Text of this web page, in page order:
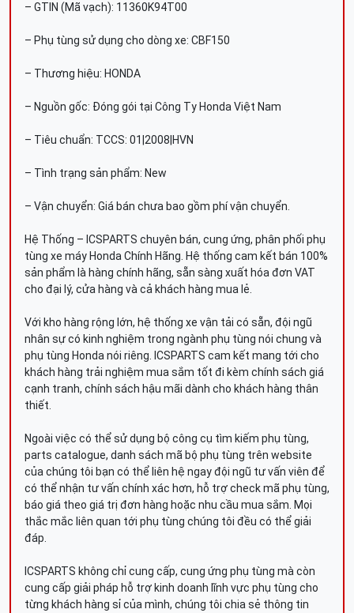
– GTIN (Mã vạch): 11360K94T00
– Phụ tùng sử dụng cho dòng xe: CBF150
– Thương hiệu: HONDA
– Nguồn gốc: Đóng gói tại Công Ty Honda Việt Nam
– Tiêu chuẩn: TCCS: 01|2008|HVN
– Tình trạng sản phẩm: New
– Vận chuyển: Giá bán chưa bao gồm phí vận chuyển.
Hệ Thống – ICSPARTS chuyên bán, cung ứng, phân phối phụ
tùng xe máy Honda Chính Hãng. Hệ thống cam kết bán 100%
sản phẩm là hàng chính hãng, sẵn sàng xuất hóa đơn VAT
cho đại lý, cửa hàng và cả khách hàng mua lẻ.
Với kho hàng rộng lớn, hệ thống xe vận tải có sẵn, đội ngũ
nhân sự có kinh nghiệm trong ngành phụ tùng nói chung và
phụ tùng Honda nói riêng. ICSPARTS cam kết mang tới cho
khách hàng trải nghiệm mua sắm tốt đi kèm chính sách giá
cạnh tranh, chính sách hậu mãi dành cho khách hàng thân
thiết.
Ngoài việc có thể sử dụng bộ công cụ tìm kiếm phụ tùng,
parts catalogue, danh sách mã bộ phụ tùng trên website
của chúng tôi bạn có thể liên hệ ngay đội ngũ tư vấn viên để
có thể nhận tư vấn chính xác hơn, hỗ trợ check mã phụ tùng,
báo giá theo giá trị đơn hàng hoặc nhu cầu mua sắm. Mọi
thắc mắc liên quan tới phụ tùng chúng tôi đều có thể giải
đáp.
ICSPARTS không chỉ cung cấp, cung ứng phụ tùng mà còn
cung cấp giải pháp hỗ trợ kinh doanh lĩnh vực phụ tùng cho
từng khách hàng sỉ của mình, chúng tôi chia sẻ thông tin